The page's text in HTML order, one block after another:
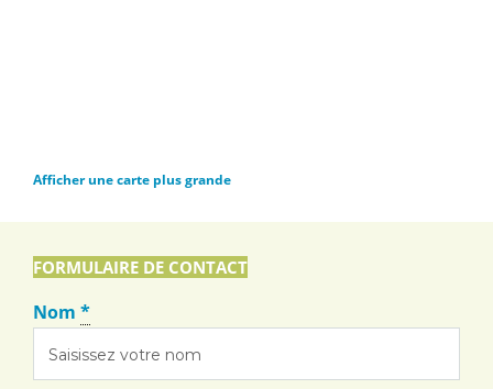
Afficher une carte plus grande
FORMULAIRE DE CONTACT
Nom *